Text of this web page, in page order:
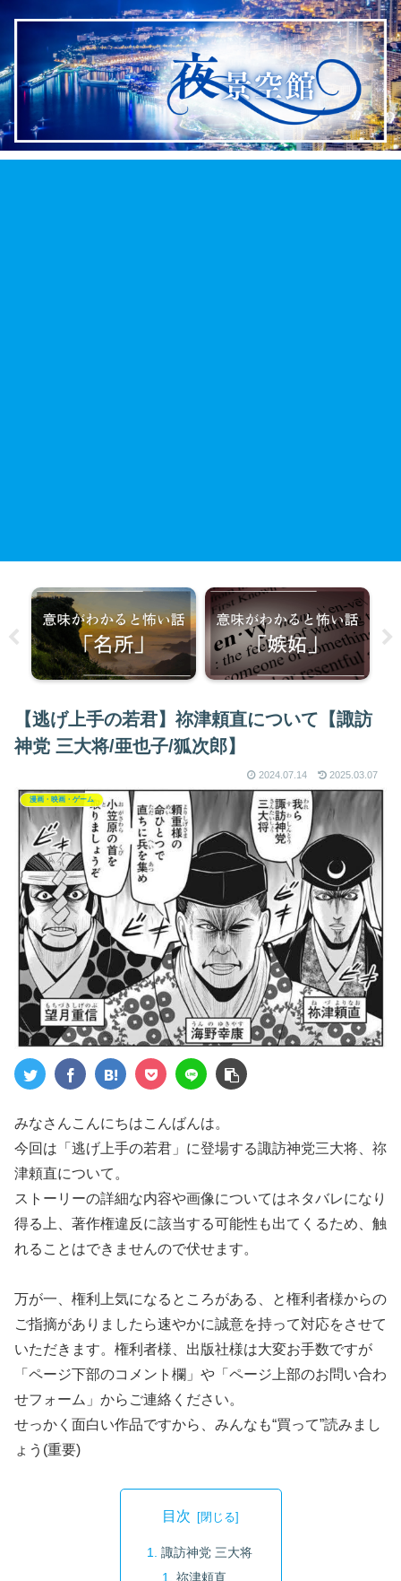
【逃げ上手の若君】祢津頼直について【諏訪
神党 三大将/亜也子/狐次郎】
2024.07.14 2025.03.07
漫画・映画・ゲーム
みなさんこんにちはこんばんは。
今回は「逃げ上手の若君」に登場する諏訪神党三大将、祢
津頼直について。
ストーリーの詳細な内容や画像についてはネタバレになり
得る上、著作権違反に該当する可能性も出てくるため、触
れることはできませんので伏せます。
万が一、権利上気になるところがある、と権利者様からの
ご指摘がありましたら速やかに誠意を持って対応をさせて
いただきます。権利者様、出版社様は大変お手数ですが
「ページ下部のコメント欄」や「ページ上部のお問い合わ
せフォーム」からご連絡ください。
せっかく面白い作品ですから、みんなも“買って”読みまし
ょう(重要)
目次
諏訪神党 三大将
祢津頼直